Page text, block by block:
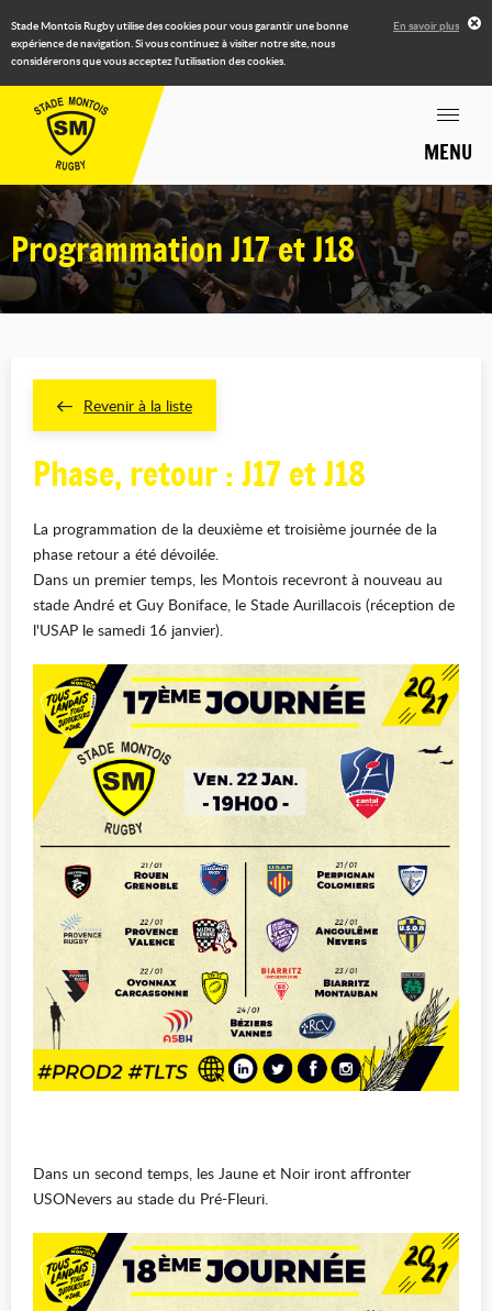
Stade Montois Rugby utilise des cookies pour vous garantir une bonne
expérience de navigation. Si vous continuez à visiter notre site, nous
considérerons que vous acceptez l'utilisation des cookies.
En savoir plus
MENU
Programmation J17 et J18
Revenir à la liste
Phase, retour : J17 et J18
La programmation de la deuxième et troisième journée de la
phase retour a été dévoilée.
Dans un premier temps, les Montois recevront à nouveau au
stade André et Guy Boniface, le Stade Aurillacois (réception de
l'USAP le samedi 16 janvier).
Dans un second temps, les Jaune et Noir iront affronter
USONevers au stade du Pré-Fleuri.